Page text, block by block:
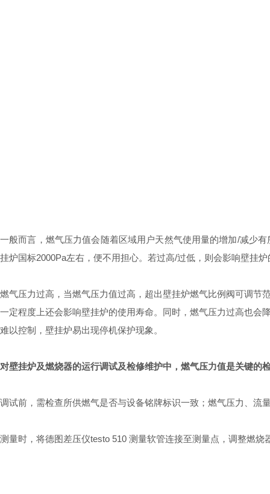
一般而言，燃气压力值会随着区域用户天然气使用量的增加/减少
挂炉国标2000Pa左右，便不用担心。若过高/过低，则会影响壁挂
燃气压力过高，当燃气压力值过高，超出壁挂炉燃气比例阀可调
一定程度上还会影响壁挂炉的使用寿命。同时，燃气压力过高也
难以控制，壁挂炉易出现停机保护现象。
对壁挂炉及燃烧器的运行调试及检修维护中，燃气压力值是关键的
调试前，需检查所供燃气是否与设备铭牌标识一致；燃气压力、流
测量时，将德图差压仪testo 510 测量软管连接至测量点，调整燃